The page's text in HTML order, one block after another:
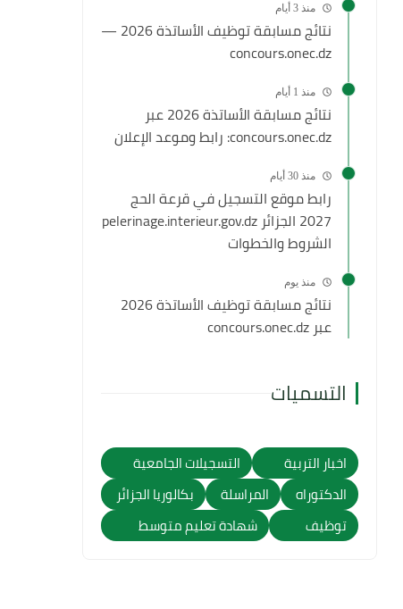
منذ 3 أيام
نتائج مسابقة توظيف الأساتذة 2026 —
concours.onec.dz
منذ 1 أيام
نتائج مسابقة الأساتذة 2026 عبر
concours.onec.dz: رابط وموعد الإعلان
منذ 30 أيام
رابط موقع التسجيل في قرعة الحج
2027 الجزائر pelerinage.interieur.gov.dz
الشروط والخطوات
منذ يوم
نتائج مسابقة توظيف الأساتذة 2026
عبر concours.onec.dz
التسميات
اخبار التربية
التسجيلات الجامعية
الدكتوراه
المراسلة
بكالوريا الجزائر
توظيف
شهادة تعليم متوسط